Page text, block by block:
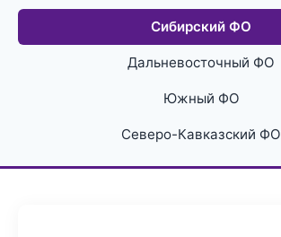
Сибирский ФО
Дальневосточный ФО
Южный ФО
Северо-Кавказский ФО